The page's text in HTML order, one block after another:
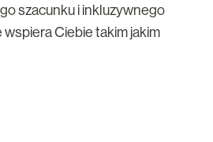
szacunku i inkluzywnego
wspiera Ciebie takim jakim